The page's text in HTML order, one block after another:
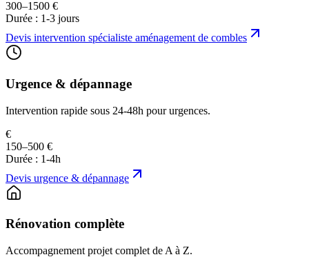
300–1500 €
Durée : 1-3 jours
Devis intervention spécialiste aménagement de combles
Urgence & dépannage
Intervention rapide sous 24-48h pour urgences.
€
150–500 €
Durée : 1-4h
Devis urgence & dépannage
Rénovation complète
Accompagnement projet complet de A à Z.